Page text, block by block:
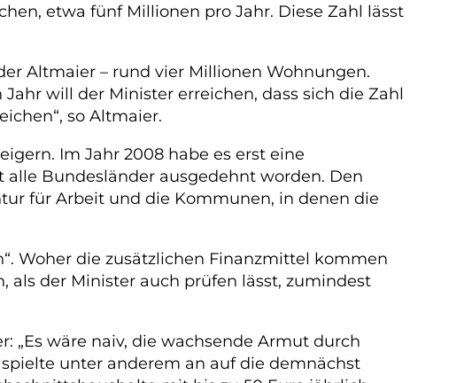
etwa fünf Millionen pro Jahr. Diese Zahl lässt
Altmaier – rund vier Millionen Wohnungen.
will der Minister erreichen, dass sich die Zahl
so Altmaier.
Im Jahr 2008 habe es erst eine
Bundesländer ausgedehnt worden. Den
für Arbeit und die Kommunen, in denen die
Woher die zusätzlichen Finanzmittel kommen
als der Minister auch prüfen lässt, zumindest
„Es wäre naiv, die wachsende Armut durch
unter anderem an auf die demnächst